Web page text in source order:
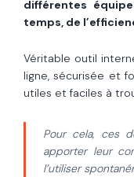
différentes
temps, de
Véritable outil
ligne, sécurisée et
utiles et faciles à
Pour cela, ces
apporter leur
l’utiliser